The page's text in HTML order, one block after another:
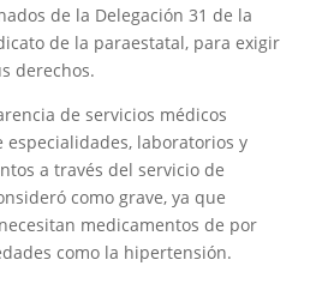
de la Delegación 31 de la
de la paraestatal, para exigir
derechos.
de servicios médicos
especialidades, laboratorios y
a través del servicio de
como grave, ya que
medicamentos de por
como la hipertensión.